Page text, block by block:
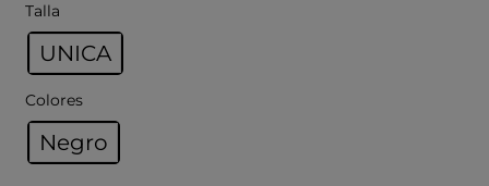
Talla
UNICA
Colores
Negro